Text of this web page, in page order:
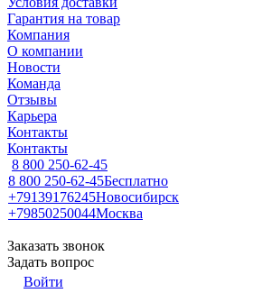
Гарантия на товар
Компания
О компании
Новости
Команда
Отзывы
Карьера
Контакты
Контакты
8 800 250-62-45
8 800 250-62-45Бесплатно
+79139176245Новосибирск
+79850250044Москва
Заказать звонок
Задать вопрос
Войти